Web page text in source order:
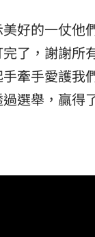
好的一仗他
了，謝謝所
牽手愛護我
選舉，贏得